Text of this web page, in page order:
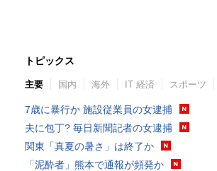
トピックス
主要 国内 海外 IT 経済 スポーツ
7歳に暴行か 施設従業員の女逮捕
夫に包丁? 毎日新聞記者の女逮捕
関東「真夏の暑さ」は終了か
「泥酔者」熊本で通報が頻発か